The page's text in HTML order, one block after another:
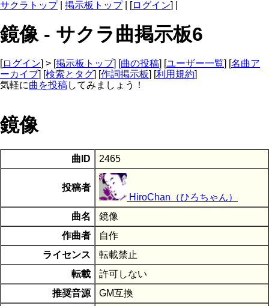
サクラトップ| 掲示板トップ| [ログイン] |
鏡像 - サクラ曲掲示板6
[ログイン] > [掲示板トップ] [曲の投稿] [ユーザー一覧] [名曲ア
ーカイブ] [検索とタグ] [作詞掲示板] [利用規約]
気軽に曲を投稿してみましょう！
鏡像
曲ID 2465
投稿者
HiroChan（ひろちゃん）
曲名
鏡像
作曲者
自作
ライセンス
転載禁止
転載
許可しない
推奨音源
GM互換